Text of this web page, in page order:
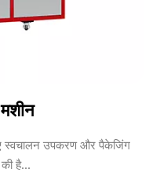
स्वचालन उपकरण और पैकेजिंग
है...